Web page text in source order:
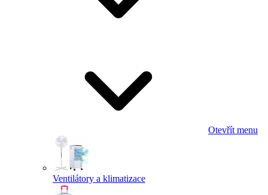
Otevřít menu
Ventilátory a klimatizace